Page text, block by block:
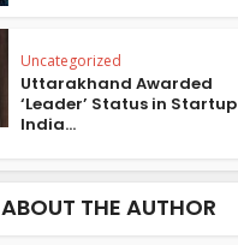
Uncategorized
Uttarakhand Awarded
‘Leader’ Status in Startup
India...
ABOUT THE AUTHOR